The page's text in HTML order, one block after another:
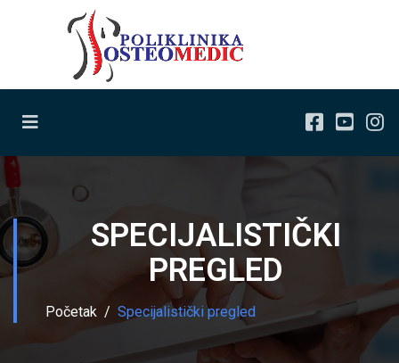
SPECIJALISTIČKI
PREGLED
Početak Specijalistički pregled